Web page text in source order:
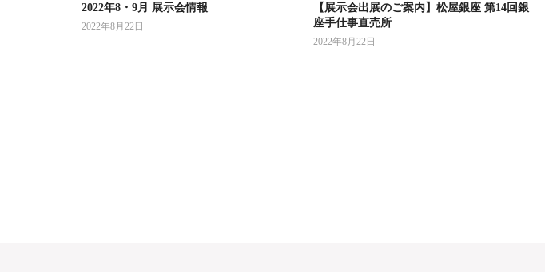
2022年8・9月 展示会情報
2022年8月22日
【展示会出展のご案内】松屋銀座 第14回銀
座手仕事直売所
2022年8月22日